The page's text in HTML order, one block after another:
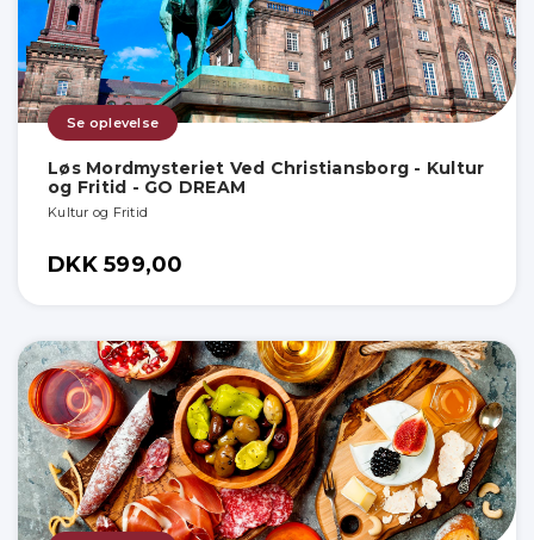
Se oplevelse
Løs Mordmysteriet Ved Christiansborg - Kultur
og Fritid - GO DREAM
Kultur og Fritid
DKK 599,00